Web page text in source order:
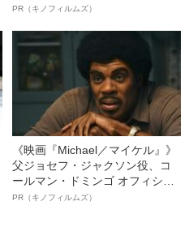
ボ》
PR（キノフィルムズ）
《映画『Michael／マイケル』》
父ジョセフ・ジャクソン役、コ
ールマン・ドミンゴ オフィシャ
ルインタビュー“観客を魅了した
PR（キノフィルムズ）